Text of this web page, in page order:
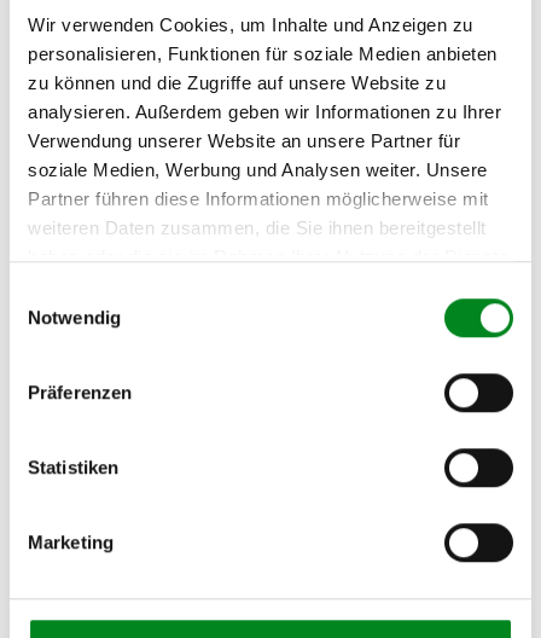
Wir verwenden Cookies, um Inhalte und Anzeigen zu
personalisieren, Funktionen für soziale Medien anbieten
zu können und die Zugriffe auf unsere Website zu
analysieren. Außerdem geben wir Informationen zu Ihrer
Verwendung unserer Website an unsere Partner für
soziale Medien, Werbung und Analysen weiter. Unsere
Partner führen diese Informationen möglicherweise mit
weiteren Daten zusammen, die Sie ihnen bereitgestellt
haben oder die sie im Rahmen Ihrer Nutzung der Dienste
Notwendig
Präferenzen
Statistiken
Marketing
(2.1) und zu 3 (2.2) oderFahrgestellnummer.
Passendes Fahrzeug nicht dabei?
Fahrzeug-Suche für AT-Servopumpen»
Oder einfachim Chat nachfragen.
Hersteller
E-Mail:
Telefon:
02541/8483601